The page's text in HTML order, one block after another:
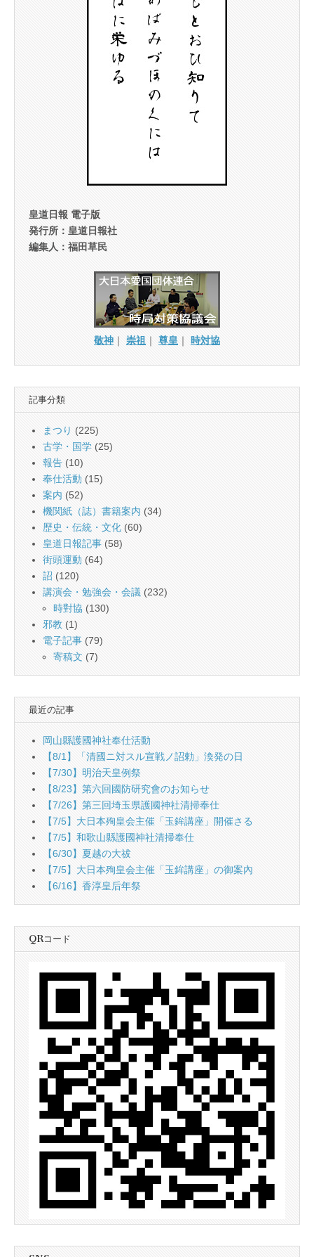
皇道日報 電子版
発行所：皇道日報社
編集人：福田草民
敬神 ｜ 崇祖 ｜ 尊皇 ｜ 時対協
記事分類
まつり (225)
古学・国学 (25)
報告 (10)
奉仕活動 (15)
案内 (52)
機関紙（誌）書籍案内 (34)
歴史・伝統・文化 (60)
皇道日報記事 (58)
街頭運動 (64)
詔 (120)
講演会・勉強会・会議 (232)
時對協 (130)
邪教 (1)
電子記事 (79)
寄稿文 (7)
最近の記事
岡山縣護國神社奉仕活動
【8/1】「清國ニ対スル宣戦ノ詔勅」渙発の日
【7/30】明治天皇例祭
【8/23】第六回國防研究會のお知らせ
【7/26】第三回埼玉県護國神社清掃奉仕
【7/5】大日本殉皇会主催「玉鉾講座」開催さる
【7/5】和歌山縣護國神社清掃奉仕
【6/30】夏越の大祓
【7/5】大日本殉皇会主催「玉鉾講座」の御案內
【6/16】香淳皇后年祭
QRコード